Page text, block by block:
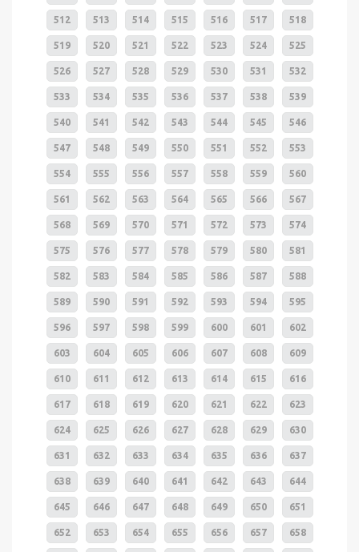
512 513 514 515 516 517 518
519 520 521 522 523 524 525
526 527 528 529 530 531 532
533 534 535 536 537 538 539
540 541 542 543 544 545 546
547 548 549 550 551 552 553
554 555 556 557 558 559 560
561 562 563 564 565 566 567
568 569 570 571 572 573 574
575 576 577 578 579 580 581
582 583 584 585 586 587 588
589 590 591 592 593 594 595
596 597 598 599 600 601 602
603 604 605 606 607 608 609
610 611 612 613 614 615 616
617 618 619 620 621 622 623
624 625 626 627 628 629 630
631 632 633 634 635 636 637
638 639 640 641 642 643 644
645 646 647 648 649 650 651
652 653 654 655 656 657 658